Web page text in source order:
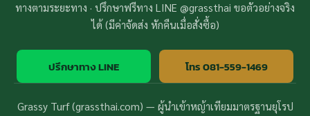
ทางตามระยะทาง · ปรึกษาฟรีทาง LINE @grassthai ขอตัวอย่างจริง
ได้ (มีค่าจัดส่ง หักคืนเมื่อสั่งซื้อ)
ปรึกษาทาง LINE โทร 081-559-1469
Grassy Turf (grassthai.com) — ผู้นำเข้าหญ้าเทียมมาตรฐานยุโรป